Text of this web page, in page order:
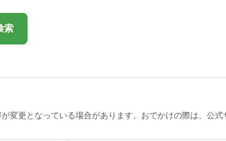
索
変更となっている場合があります。おでかけの際は、公式